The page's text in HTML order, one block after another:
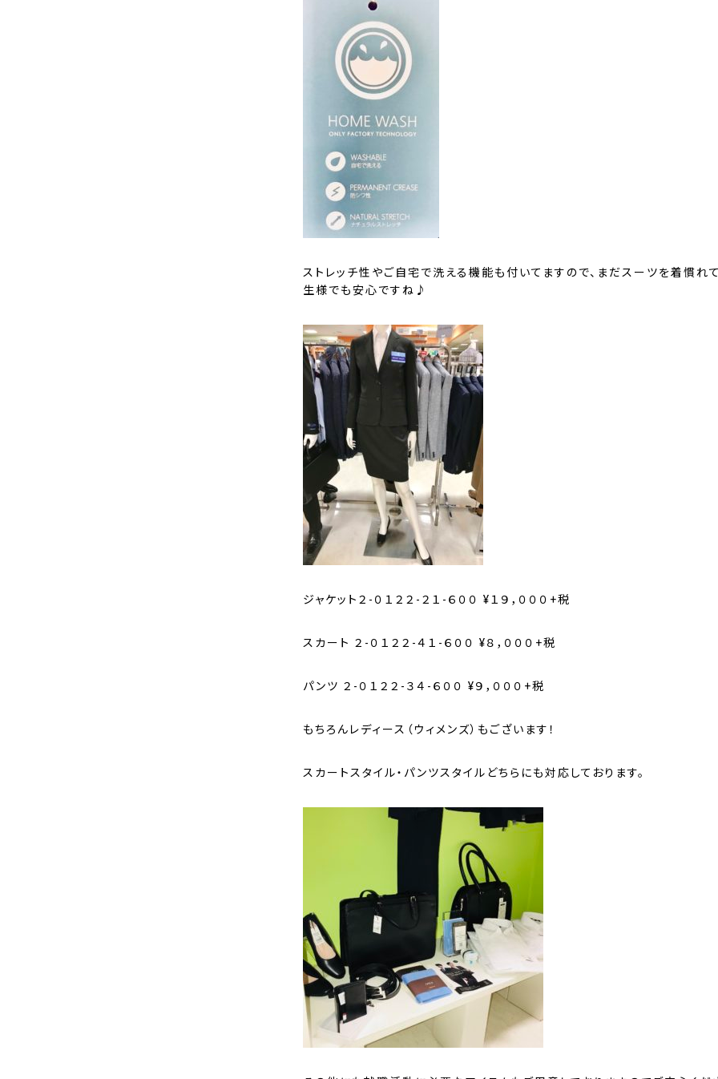
ストレッチ性やご自宅で洗える機能も付いてますので、まだスーツを着慣れ
生様でも安心ですね♪
ジャケット２-０１２２-２１-６００ ¥１９，０００+税
スカート ２-０１２２-４１-６００ ¥８，０００+税
パンツ ２-０１２２-３４-６００ ¥９，０００+税
もちろんレディース（ウィメンズ）もございます！
スカートスタイル・パンツスタイルどちらにも対応しております。